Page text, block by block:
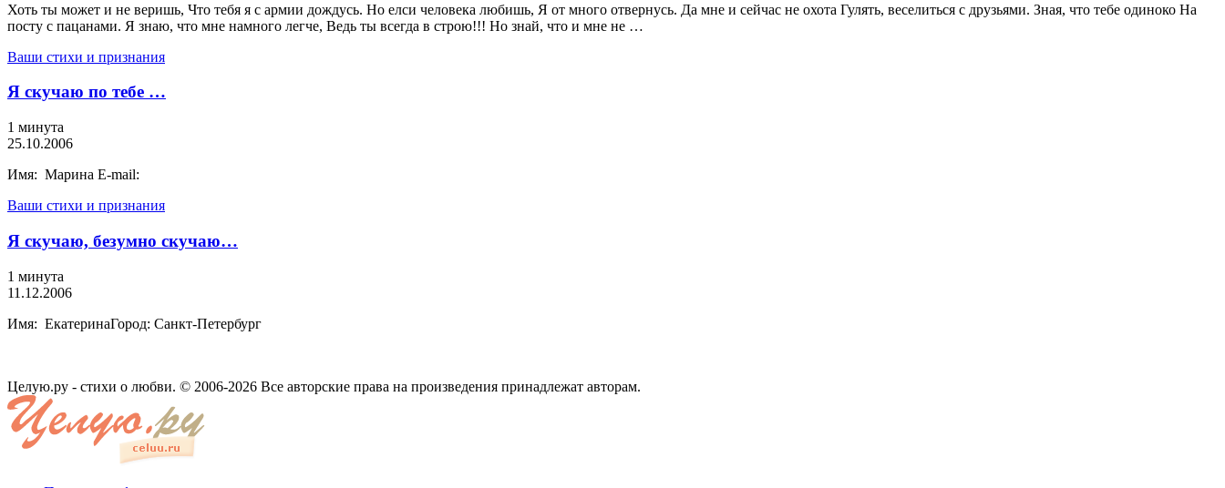
Хоть ты может и не веришь, Что тебя я с армии дождусь. Но елси человека любишь, Я от много отвернусь. Да мне и сейчас не охота Гулять, веселиться с друзьями. Зная, что тебе одиноко На
посту с пацанами. Я знаю, что мне намного легче, Ведь ты всегда в строю!!! Но знай, что и мне не …
Ваши стихи и признания
Я скучаю по тебе …
1 минута
25.10.2006
Имя: Марина E-mail:
Ваши стихи и признания
Я скучаю, безумно скучаю…
1 минута
11.12.2006
Имя: ЕкатеринаГород: Санкт-Петербург
Целую.ру - стихи о любви. © 2006-2026 Все авторские права на произведения принадлежат авторам.